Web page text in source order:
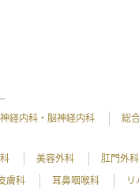
神経内科・脳神経内科 総
美容外科 肛門外科
膚科 耳鼻咽喉科